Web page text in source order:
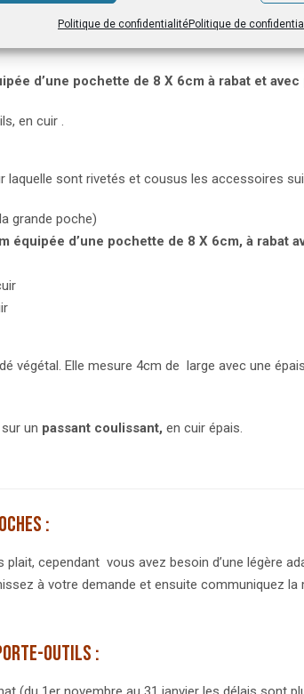
Politique de confidentialitéPolitique de
d’accroche et de maintien d’outils .
d’une pochette de 8 X 6cm à rabat et
en cuir .
laquelle sont rivetés et cousus les accessoires
grande poche)
équipée d’une pochette de 8 X 6cm, à rabat
végétal. Elle mesure 4cm de large avec une
un passant coulissant, en cuir épais.
:
cependant vous avez besoin d’une légère
à votre demande et ensuite communiquez
outils :